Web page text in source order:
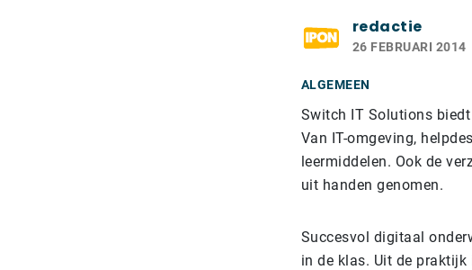
redactie
26 FEBRUARI 2014
ALGEMEEN
Switch IT Solutions
Van IT-omgeving,
leermiddelen. Ook de
uit handen genomen.
Succesvol digitaal
in de klas. Uit de